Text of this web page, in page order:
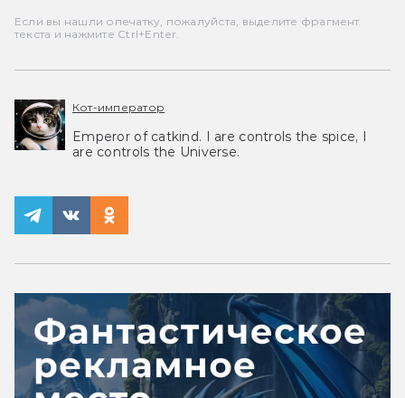
Если вы нашли опечатку, пожалуйста, выделите фрагмент
текста и нажмите Ctrl+Enter.
Кот-император
Emperor of catkind. I are controls the spice, I
are controls the Universe.